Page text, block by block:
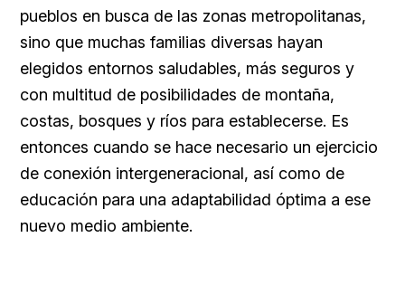
pueblos en busca de las zonas metropolitanas,
sino que muchas familias diversas hayan
elegidos entornos saludables, más seguros y
con multitud de posibilidades de montaña,
costas, bosques y ríos para establecerse. Es
entonces cuando se hace necesario un ejercicio
de conexión intergeneracional, así como de
educación para una adaptabilidad óptima a ese
nuevo medio ambiente.